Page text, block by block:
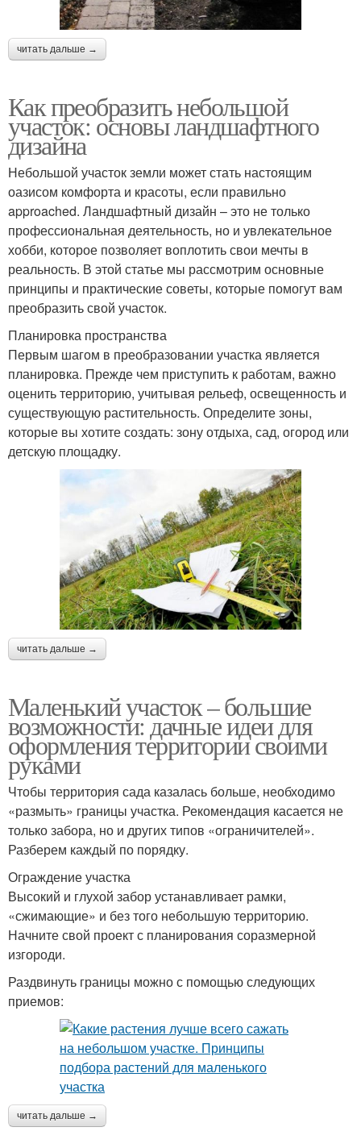
читать дальше →
Как преобразить небольшой
участок: основы ландшафтного
дизайна
Небольшой участок земли может стать настоящим
оазисом комфорта и красоты, если правильно
approached. Ландшафтный дизайн – это не только
профессиональная деятельность, но и увлекательное
хобби, которое позволяет воплотить свои мечты в
реальность. В этой статье мы рассмотрим основные
принципы и практические советы, которые помогут вам
преобразить свой участок.
Планировка пространства
Первым шагом в преобразовании участка является
планировка. Прежде чем приступить к работам, важно
оценить территорию, учитывая рельеф, освещенность и
существующую растительность. Определите зоны,
которые вы хотите создать: зону отдыха, сад, огород или
детскую площадку.
читать дальше →
Маленький участок – большие
возможности: дачные идеи для
оформления территории своими
руками
Чтобы территория сада казалась больше, необходимо
«размыть» границы участка. Рекомендация касается не
только забора, но и других типов «ограничителей».
Разберем каждый по порядку.
Ограждение участка
Высокий и глухой забор устанавливает рамки,
«сжимающие» и без того небольшую территорию.
Начните свой проект с планирования соразмерной
изгороди.
Раздвинуть границы можно с помощью следующих
приемов:
читать дальше →